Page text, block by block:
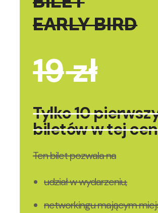
EARLY BIRD
19zł
Tylko 10
biletów w tej
Ten bilet pozwala na
udział w wydarzeniu,
networkingu mającym